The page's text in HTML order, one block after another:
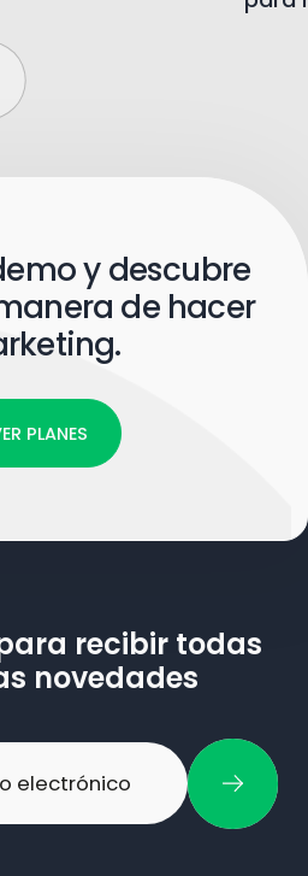
y descubre
de hacer
PLANES
recibir todas
novedades